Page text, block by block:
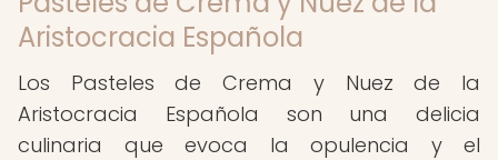
Aristocracia Española
Los Pasteles de Crema y Nuez de la
Aristocracia Española son una delicia
culinaria que evoca la opulencia y el